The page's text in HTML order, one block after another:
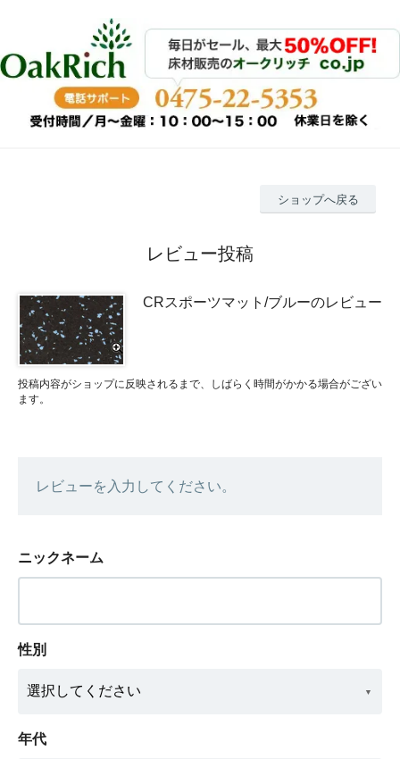
ショップへ戻る
レビュー投稿
CRスポーツマット/ブルーのレビュー
投稿内容がショップに反映されるまで、しばらく時間がかかる場合がござい
ます。
レビューを入力してください。
ニックネーム
性別
年代